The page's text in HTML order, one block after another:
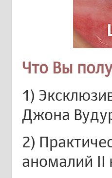
Что Вы
1)
Джона
2)
аномалий II